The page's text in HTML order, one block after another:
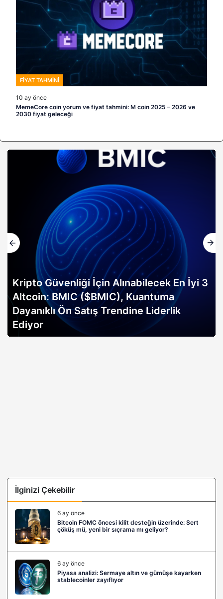
FIYAT TAHMINI
10 ay önce
MemeCore coin yorum ve fiyat tahmini: M coin 2025 – 2026 ve
2030 fiyat geleceği
İçin Alınabilecek En İyi 3
Kuantuma
Trendine Liderlik
Altın rallisi,
erken sinyali
açıklıyor…
İlginizi Çekebilir
6 ay önce
Bitcoin FOMC öncesi kilit desteğin üzerinde: Sert
çöküş mü, yeni bir sıçrama mı geliyor?
6 ay önce
Piyasa analizi: Sermaye altın ve gümüşe kayarken
stablecoinler zayıflıyor